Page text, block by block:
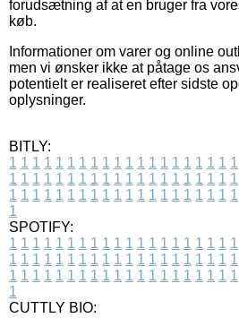
forudsætning af at en bruger fra
køb.
Informationer om varer og online
men vi ønsker ikke at påtage os
potentielt er realiseret efter sidste
oplysninger.
BITLY:
1 1 1 1 1 1 1 1 1 1 1 1 1 1 1 1 1 1 1 1
1 1 1 1 1 1 1 1 1 1 1 1 1 1 1 1 1 1 1 1
1 1 1 1 1 1 1 1 1 1 1 1 1 1 1 1 1 1 1 1
1
SPOTIFY:
1 1 1 1 1 1 1 1 1 1 1 1 1 1 1 1 1 1 1 1
1 1 1 1 1 1 1 1 1 1 1 1 1 1 1 1 1 1 1 1
1 1 1 1 1 1 1 1 1 1 1 1 1 1 1 1 1 1 1 1
1
CUTTLY BIO: